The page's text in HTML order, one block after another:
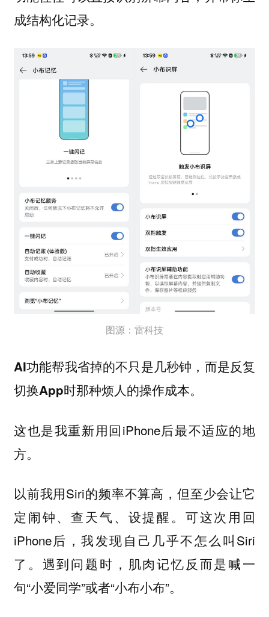
成结构化记录。
图源：雷科技
AI功能帮我省掉的不只是几秒钟，而是反复
切换App时那种烦人的操作成本。
这也是我重新用回iPhone后最不适应的地
方。
以前我用Siri的频率不算高，但至少会让它
定闹钟、查天气、设提醒。可这次用回
iPhone后，我发现自己几乎不怎么叫Siri
了。遇到问题时，肌肉记忆反而是喊一
句“小爱同学”或者“小布小布”。